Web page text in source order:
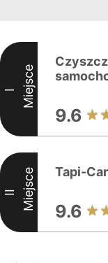
I Miejsce
9.6
II Miejsce Tapi-Car
9.6